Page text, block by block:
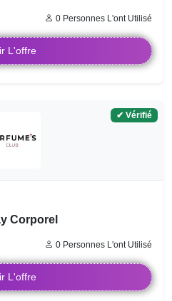
0 Personnes L'ont Utilisé
L'offre
✔ Vérifié
Corporel
0 Personnes L'ont Utilisé
L'offre